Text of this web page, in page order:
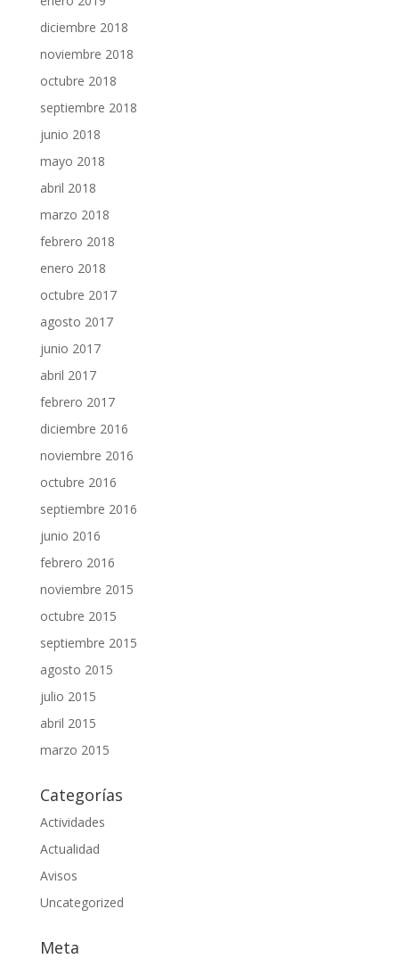
diciembre 2018
noviembre 2018
octubre 2018
septiembre 2018
junio 2018
mayo 2018
abril 2018
marzo 2018
febrero 2018
enero 2018
octubre 2017
agosto 2017
junio 2017
abril 2017
febrero 2017
diciembre 2016
noviembre 2016
octubre 2016
septiembre 2016
junio 2016
febrero 2016
noviembre 2015
octubre 2015
septiembre 2015
agosto 2015
julio 2015
abril 2015
marzo 2015
Categorías
Actividades
Actualidad
Avisos
Uncategorized
Meta